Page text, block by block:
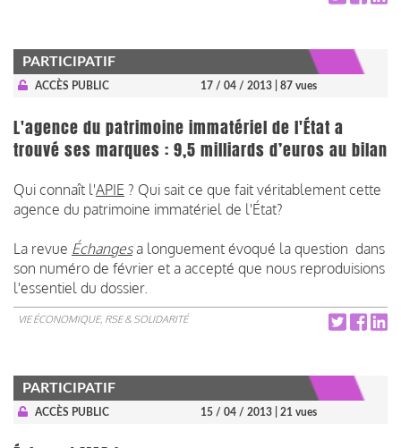
PARTICIPATIF
ACCÈS PUBLIC 17 / 04 / 2013 | 87 vues
L'agence du patrimoine immatériel de l'État a
trouvé ses marques : 9,5 milliards d’euros au bilan
Qui connaît l'APIE ? Qui sait ce que fait véritablement cette
agence du patrimoine immatériel de l'État?
La revue Échangesa longuement évoqué la question dans
son numéro de février et a accepté que nous reproduisions
l'essentiel du dossier.
VIE ÉCONOMIQUE, RSE & SOLIDARITÉ
PARTICIPATIF
ACCÈS PUBLIC 15 / 04 / 2013 | 21 vues